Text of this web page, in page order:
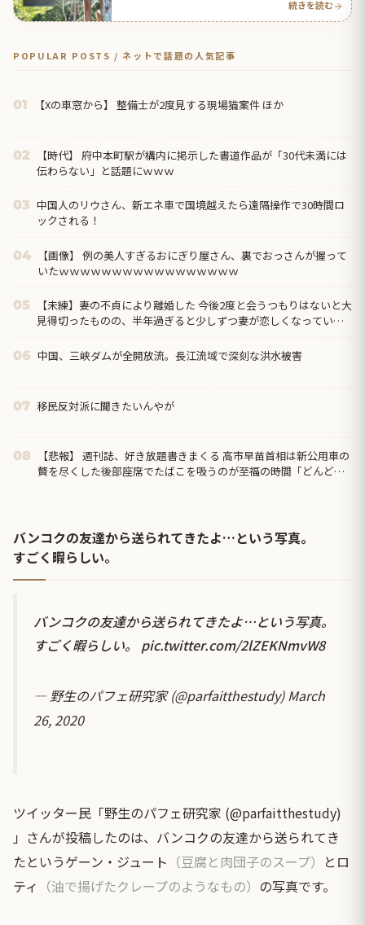
続きを読む
POPULAR POSTS / ネットで話題の人気記事
01 【Xの車窓から】 整備士が2度見する現場猫案件 ほか
02
【時代】 府中本町駅が構内に掲示した書道作品が「30代未満には
伝わらない」と話題にｗｗｗ
03 中国人のリウさん、新エネ車で国境越えたら遠隔操作で30時間ロ
ックされる！
04
【画像】 例の美人すぎるおにぎり屋さん、裏でおっさんが握って
いたｗｗｗｗｗｗｗｗｗｗｗｗｗｗｗｗｗ
05
【未練】妻の不貞により離婚した 今後2度と会うつもりはないと大
見得切ったものの、半年過ぎると少しずつ妻が恋しくなっていっ
06 中国、三峡ダムが全開放流。長江流域で深刻な洪水被害
07 移民反対派に聞きたいんやが
08
【悲報】 週刊誌、好き放題書きまくる 高市早苗首相は新公用車の
贅を尽くした後部座席でたばこを吸うのが至福の時間「どんどん
バンコクの友達から送られてきたよ…という写真。
すごく暇らしい。
バンコクの友達から送られてきたよ…という写真。
すごく暇らしい。 pic.twitter.com/2lZEKNmvW8
— 野生のパフェ研究家 (@parfaitthestudy)March
26, 2020
ツイッター民「野生のパフェ研究家 (@parfaitthestudy)
」さんが投稿したのは、バンコクの友達から送られてき
たというゲーン・ジュート （豆腐と肉団子のスープ） とロ
ティ （油で揚げたクレープのようなもの） の写真です。